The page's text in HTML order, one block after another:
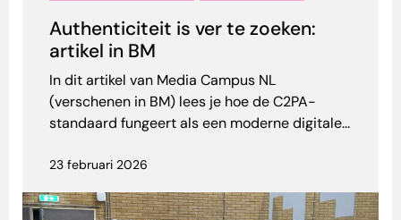
Authenticiteit is ver te zoeken:
artikel in BM
In dit artikel van Media Campus NL
(verschenen in BM) lees je hoe de C2PA-
standaard fungeert als een moderne digitale...
23 februari 2026